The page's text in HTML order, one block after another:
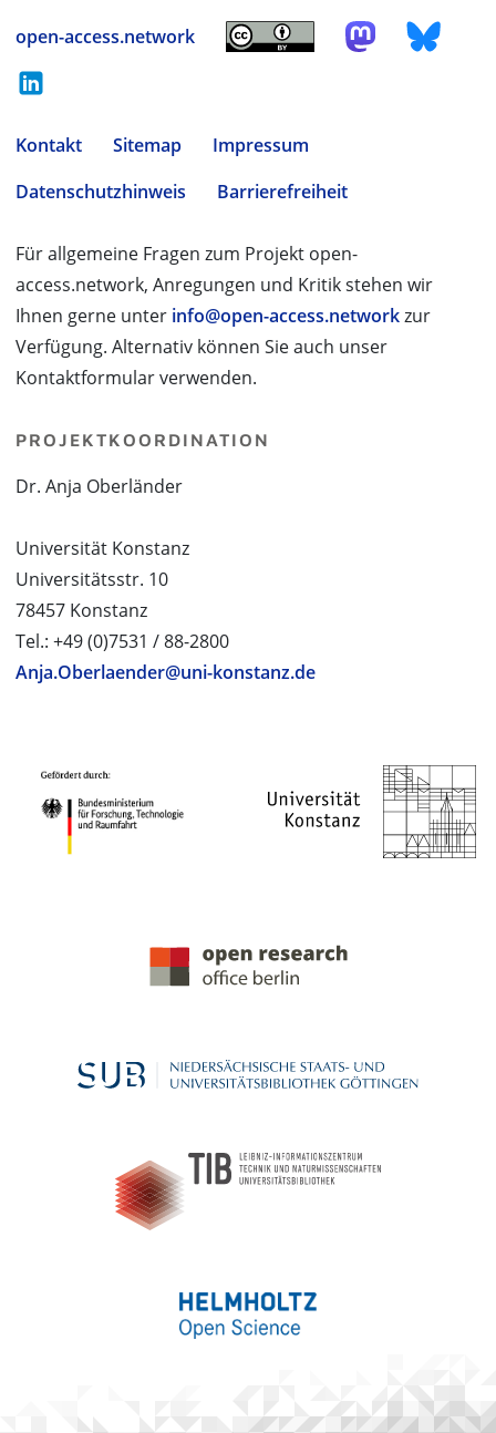
open-access.network
Kontakt Sitemap
Impressum
Datenschutzhinweis
Barrierefreiheit
Für allgemeine Fragen zum Projekt open-
access.network, Anregungen und Kritik stehen wir
Ihnen gerne unter info@open-access.networkzur
Verfügung. Alternativ können Sie auch unser
Kontaktformular verwenden.
PROJEKTKOORDINATION
Dr. Anja Oberländer
Universität Konstanz
Universitätsstr. 10
78457 Konstanz
Tel.: +49 (0)7531 / 88-2800
Anja.Oberlaender@uni-konstanz.de